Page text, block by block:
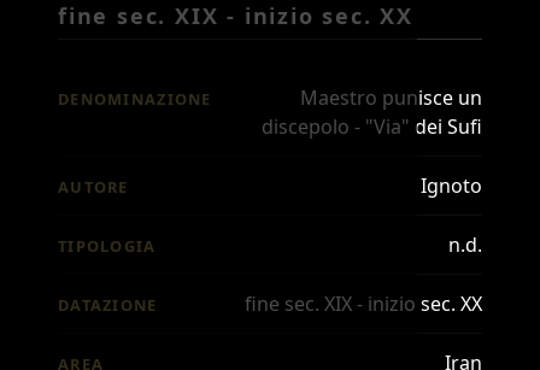
fine sec. XIX - inizio sec. XX
DENOMINAZIONE
Maestro punisce un
discepolo - "Via" dei Sufi
AUTORE Ignoto
TIPOLOGIA n.d.
DATAZIONE fine sec. XIX - inizio sec. XX
AREA
Iran